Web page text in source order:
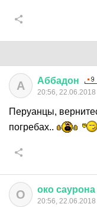
А Аббадон
20:56, 22.06.2018
Перуанцы,
погребах..
О око саурона
20:56, 22.06.2018